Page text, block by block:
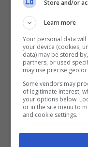
atleta
stellare
avremo il
italiano
D’Innocenzo.
sorprendente
film.
Store and/or
Learn more
Your personal data
your device (cookies,
data) may be stored
partners, or used
may use precise
Some vendors may
of legitimate interest,
your options below.
or in the site menu to
and cookie settings.